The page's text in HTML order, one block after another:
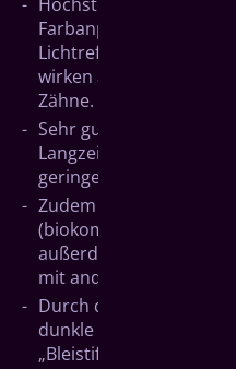
Farbanpassung,
Lichtreflexion.
wirken äußerst
Zähne.
Sehr gute physikalische
Langzeitstabilität,
geringe
Zudem ist die
(biokompatibel), weil
außerdem keine
mit anderem
Durch den Verzicht auf
dunkle Kronenränder
„Bleistiftränder“)